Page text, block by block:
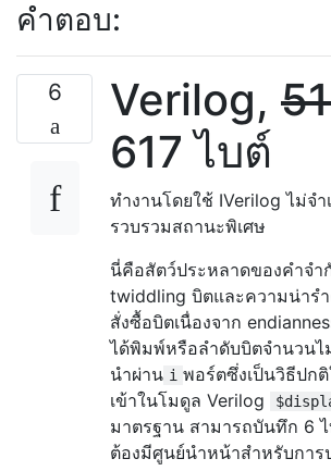
คำตอบ:
6 Verilog,
617 ไบต์
ทำงานโดยใช้ IVerilog ไม่จำ
รวบรวมสถานะพิเศษ
นี่คือสัตว์ประหลาดของคำจ
twiddling บิตและความน่าร
สั่งซื้อบิตเนื่องจาก
ได้พิมพ์หรือลำดับบิตจำนวน
นำผ่าน i พอร์ตซึ่งเป็นวิธีปก
เข้าในโมดูล Verilog
มาตรฐาน สามารถบันทึก 6
ต้องมีศูนย์นำหน้าสำหรับการ